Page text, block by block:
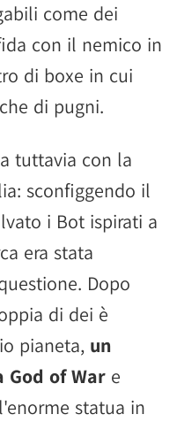
come dei
con il nemico in
di boxe in cui
di pugni.
tuttavia con la
sconfiggendo il
i Bot ispirati a
era stata
Dopo
di dei è
pianeta, un
God of War e
statua in